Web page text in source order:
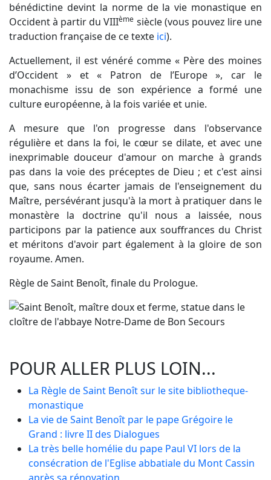
bénédictine devint la norme de la vie monastique en
Occident à partir du VIIIème siècle (vous pouvez lire une
traduction française de ce texte ici).
Actuellement, il est vénéré comme « Père des moines
d’Occident » et « Patron de l’Europe », car le
monachisme issu de son expérience a formé une
culture européenne, à la fois variée et unie.
A mesure que l'on progresse dans l'observance
régulière et dans la foi, le cœur se dilate, et avec une
inexprimable douceur d'amour on marche à grands
pas dans la voie des préceptes de Dieu ; et c'est ainsi
que, sans nous écarter jamais de l'enseignement du
Maître, persévérant jusqu'à la mort à pratiquer dans le
monastère la doctrine qu'il nous a laissée, nous
participons par la patience aux souffrances du Christ
et méritons d'avoir part également à la gloire de son
royaume. Amen.
Règle de Saint Benoît, finale du Prologue.
POUR ALLER PLUS LOIN...
La Règle de Saint Benoît sur le site bibliotheque-
monastique
La vie de Saint Benoît par le pape Grégoire le
Grand : livre II des Dialogues
La très belle homélie du pape Paul VI lors de la
consécration de l'Eglise abbatiale du Mont Cassin